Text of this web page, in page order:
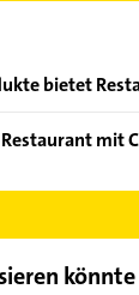
bietet
mit
könnte